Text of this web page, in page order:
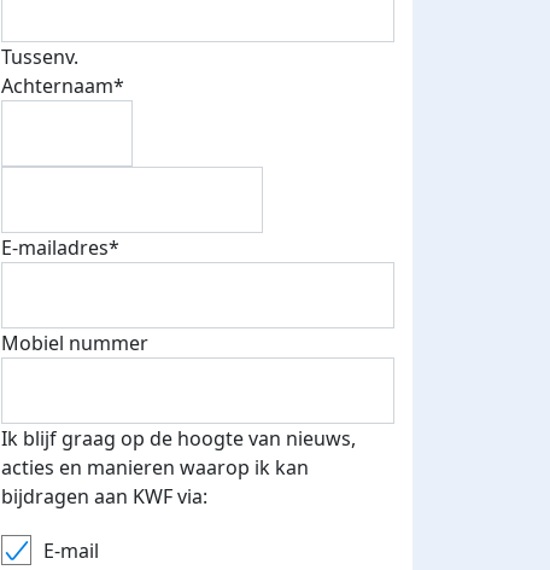
dinsdag 5 december 2023
Tussenv.
Achternaam*
E-mailadres*
Mobiel nummer
Ik blijf graag op de hoogte van nieuws,
acties en manieren waarop ik kan
bijdragen aan KWF via:
E-mail